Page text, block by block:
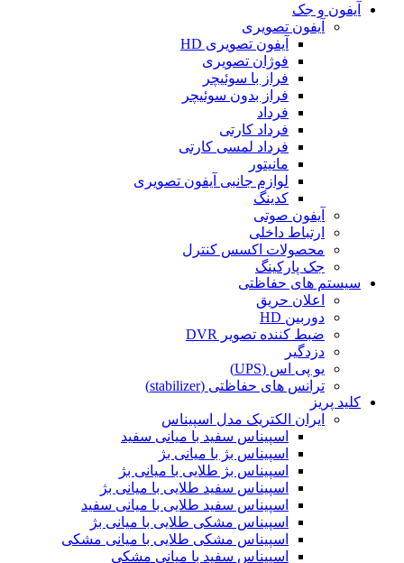
آیفون و جک
آیفون تصویری
آیفون تصویری HD
فوژان تصویری
فراز با سوئیچر
فراز بدون سوئیچر
فرداد
فرداد کارتی
فرداد لمسی کارتی
مانیتور
لوازم جانبی آیفون تصویری
کدینگ
آیفون صوتی
ارتباط داخلی
محصولات اکسس کنترل
جک پارکینگ
سیستم های حفاظتی
اعلان حریق
دوربین HD
ضبط کننده تصویر DVR
دزدگیر
یو پی اس (UPS)
ترانس های حفاظتی (stabilizer)
کلید پریز
ایران الکتریک مدل اسپیناس
اسپیناس سفید با میانی سفید
اسپیناس بژ با میانی بژ
اسپیناس بژ طلایی با میانی بژ
اسپیناس سفید طلایی با میانی بژ
اسپیناس سفید طلایی با میانی سفید
اسپیناس مشکی طلایی با میانی بژ
اسپیناس مشکی طلایی با میانی مشکی
اسپیناس سفید با میانی مشکی